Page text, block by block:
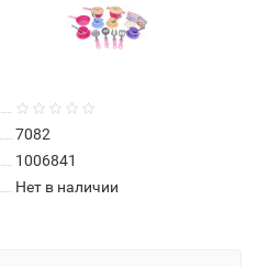
7082
1006841
Нет в наличии